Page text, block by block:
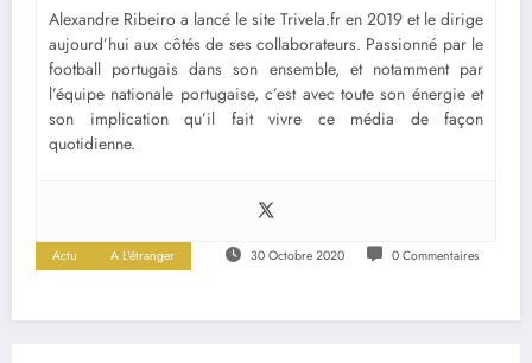
Alexandre Ribeiro a lancé le site Trivela.fr en 2019 et le dirige
aujourd’hui aux côtés de ses collaborateurs. Passionné par le
football portugais dans son ensemble, et notamment par
l’équipe nationale portugaise, c’est avec toute son énergie et
son implication qu’il fait vivre ce média de façon
quotidienne.
Actu A L'étranger 30 Octobre 2020 0 Commentaires